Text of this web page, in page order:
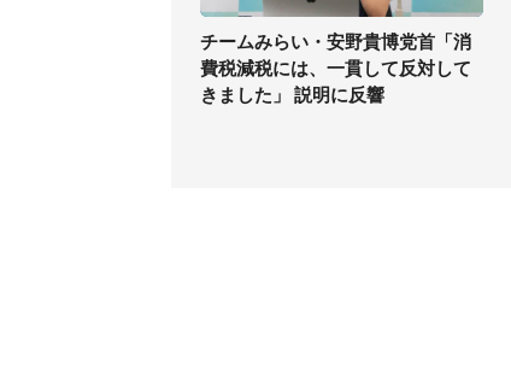
チームみらい・安野貴博党首「消
費税減税には、一貫して反対して
きました」 説明に反響